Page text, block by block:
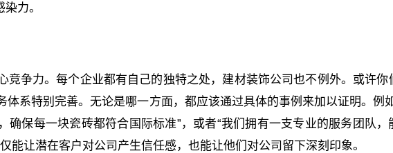
力。
竞争力。每个企业都有自己的独特之处，建材装饰公司也不例外。或许你
体系特别完善。无论是哪一方面，都应该通过具体的事例来加以证明。例如
确保每一块瓷砖都符合国际标准”，或者“我们拥有一支专业的服务团队，
能让潜在客户对公司产生信任感，也能让他们对公司留下深刻印象。